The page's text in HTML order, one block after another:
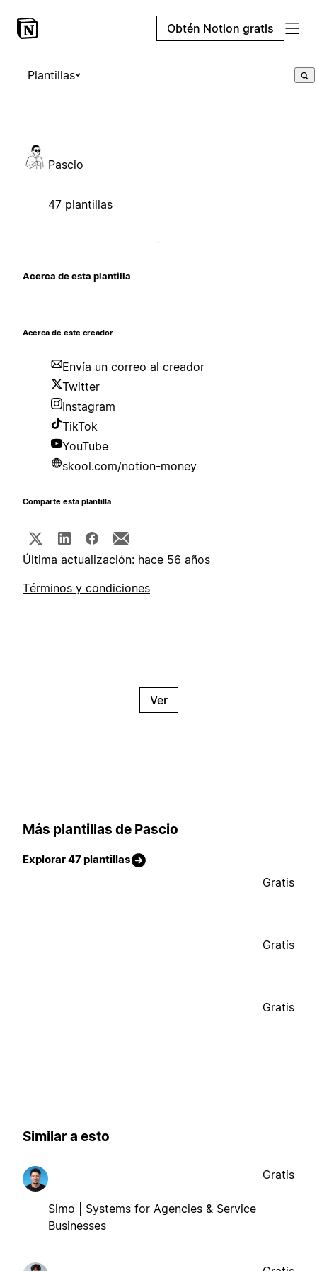
Obtén Notion gratis
Plantillas
Pascio
47 plantillas
Acerca de esta plantilla
Acerca de este creador
Envía un correo al creador
Twitter
Instagram
TikTok
YouTube
skool.com/notion-money
Comparte esta plantilla
Última actualización: hace 56 años
Términos y condiciones
Ver
Más plantillas de Pascio
Explorar 47 plantillas
Gratis
Gratis
Gratis
Similar a esto
Simo | Systems for Agencies & Service
Businesses
Gratis